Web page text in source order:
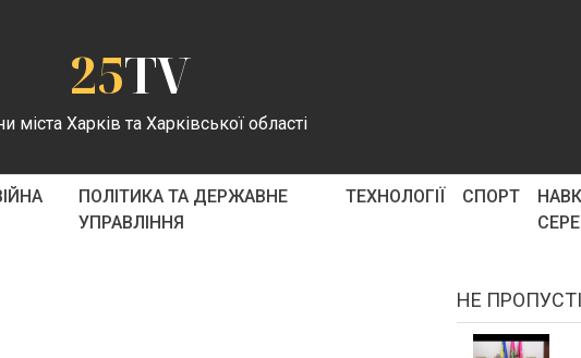
25TV
міста Харків та Харківської області
ПОЛІТИКА ТА ДЕРЖАВНЕ
УПРАВЛІННЯ
ТЕХНОЛОГІЇ СПОРТ
НЕ